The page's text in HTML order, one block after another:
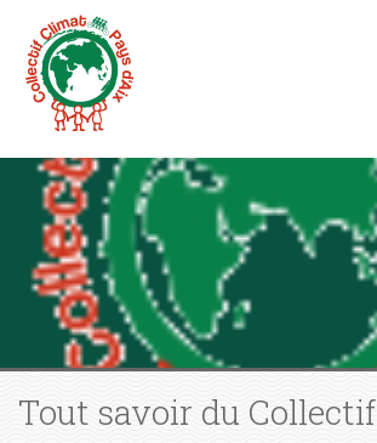
Tout savoir du Collectif